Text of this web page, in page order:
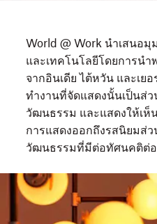
World @ Work นำเสนอ
และเทคโนโลยีโดยการน
จากอินเดีย ไต้หวัน และเย
ทำงานที่จัดแสดงนั้นเป็นส่
วัฒนธรรม และแสดงให้เห็
การแสดงออกถึงรสนิยมส่
วัฒนธรรมที่มีต่อทัศนคติต่